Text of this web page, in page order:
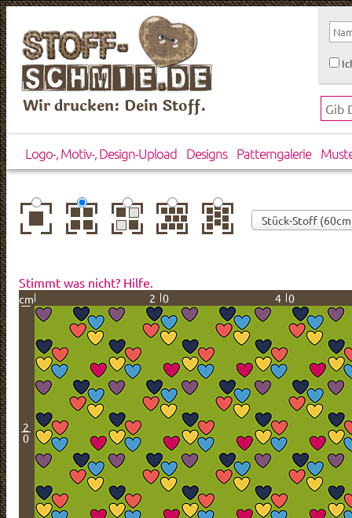
Wir drucken: Dein Stoff.
Logo-, Motiv-, Design-Upload Designs Patterngalerie
zentriert
einfach
wiederholt
gespiegelthorizontal
versetzt
vertikal
versetzt
Stimmt was nicht? Hilfe.
cm 20 40
2
0